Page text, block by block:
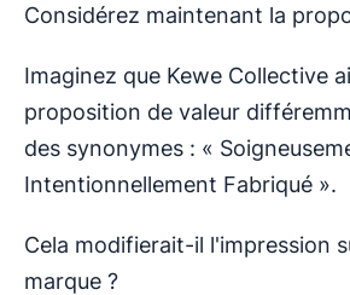
Considérez maintenant la
Imaginez que Kewe Collective
proposition de valeur
des synonymes : «
Intentionnellement Fabriqué ».
Cela modifierait-il l'impression
marque ?